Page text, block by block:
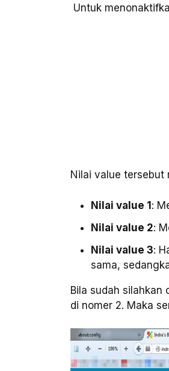
Untuk
Nilai value tersebut
Nilai value 1:
Nilai value 2:
Nilai value 3:
sama,
Bila sudah
di nomer 2. Maka